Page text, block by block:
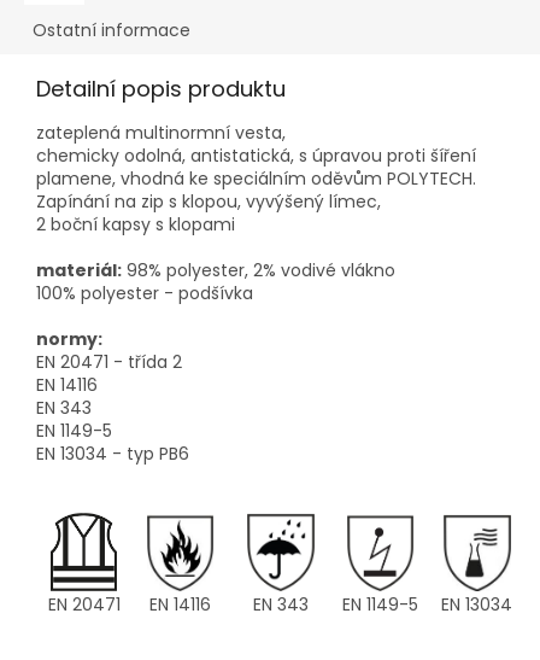
Ostatní informace
Detailní popis produktu
zateplená multinormní vesta,
chemicky odolná, antistatická, s úpravou proti šíření
plamene, vhodná ke speciálním oděvům POLYTECH.
Zapínání na zip s klopou, vyvýšený límec,
2 boční kapsy s klopami
materiál: 98% polyester, 2% vodivé vlákno
100% polyester - podšívka
normy:
EN 20471 - třída 2
EN 14116
EN 343
EN 1149-5
EN 13034 - typ PB6
EN 20471 EN 14116 EN 343 EN 1149-5 EN 13034